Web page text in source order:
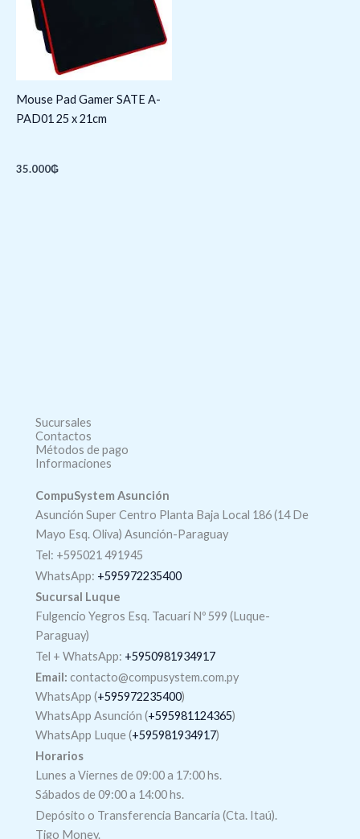
Mouse Pad Gamer SATE A-
PAD01 25 x 21cm
35.000₲
Sucursales
Contactos
Métodos de pago
Informaciones
CompuSystem Asunción
Asunción Super Centro Planta Baja Local 186 (14 De
Mayo Esq. Oliva) Asunción-Paraguay
Tel: +595021 491945
WhatsApp: +595972235400
Sucursal Luque
Fulgencio Yegros Esq. Tacuarí Nº 599 (Luque-
Paraguay)
Tel + WhatsApp: +5950981934917
Email: contacto@compusystem.com.py
WhatsApp (+595972235400)
WhatsApp Asunción (+595981124365)
WhatsApp Luque (+595981934917)
Horarios
Lunes a Viernes de 09:00 a 17:00 hs.
Sábados de 09:00 a 14:00 hs.
Depósito o Transferencia Bancaria (Cta. Itaú).
Tigo Money.